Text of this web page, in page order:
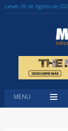
Jueves, 06 de Agosto de
MENU